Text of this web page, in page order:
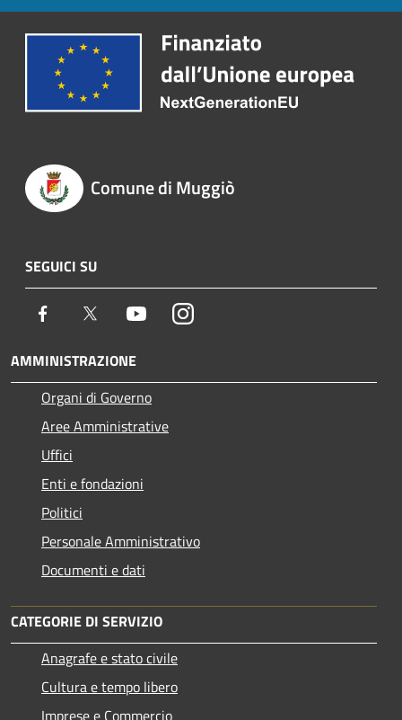
Comune di Muggiò
SEGUICI SU
Facebook Twitter YoutubeInstagram
AMMINISTRAZIONE
Organi di Governo
Aree Amministrative
Uffici
Enti e fondazioni
Politici
Personale Amministrativo
Documenti e dati
CATEGORIE DI SERVIZIO
Anagrafe e stato civile
Cultura e tempo libero